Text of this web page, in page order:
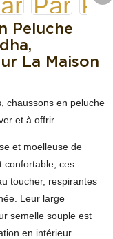
Peluche
La Maison
chaussons en peluche
et à offrir
et moelleuse de
confortable, ces
toucher, respirantes
Leur large
semelle souple est
en intérieur.